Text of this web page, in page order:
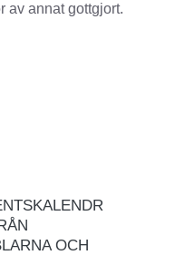
av annat gottgjort.
OCH